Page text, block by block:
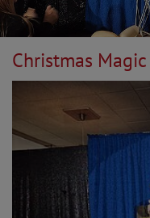
Christmas